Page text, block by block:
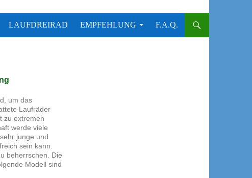
LAUFDREIRAD EMPFEHLUNG F.A.Q.
um das
Laufräder
zu extremen
werde viele
junge und
sein kann.
beherrschen. Die
Modell sind